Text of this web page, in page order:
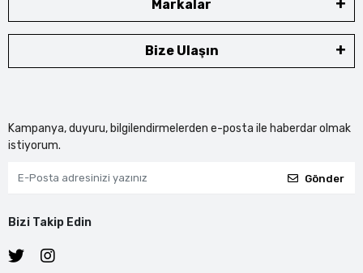
Markalar
Bize Ulaşın
Kampanya, duyuru, bilgilendirmelerden e-posta ile haberdar olmak
istiyorum.
Gönder
Bizi Takip Edin